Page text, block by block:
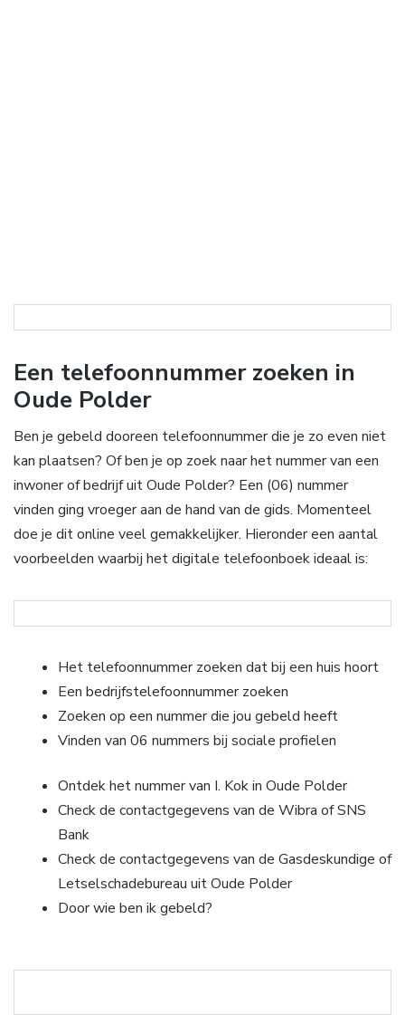
Een telefoonnummer zoeken in
Oude Polder
Ben je gebeld dooreen telefoonnummer die je zo even niet
kan plaatsen? Of ben je op zoek naar het nummer van een
inwoner of bedrijf uit Oude Polder? Een (06) nummer
vinden ging vroeger aan de hand van de gids. Momenteel
doe je dit online veel gemakkelijker. Hieronder een aantal
voorbeelden waarbij het digitale telefoonboek ideaal is:
Het telefoonnummer zoeken dat bij een huis hoort
Een bedrijfstelefoonnummer zoeken
Zoeken op een nummer die jou gebeld heeft
Vinden van 06 nummers bij sociale profielen
Ontdek het nummer van I. Kok in Oude Polder
Check de contactgegevens van de Wibra of SNS
Bank
Check de contactgegevens van de Gasdeskundige of
Letselschadebureau uit Oude Polder
Door wie ben ik gebeld?